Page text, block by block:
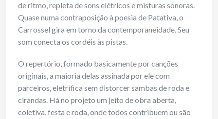
de ritmo, repleta de sons elétricos e misturas sonoras.
Quase numa contraposição à poesia de Patativa, o
Carrossel gira em torno da contemporaneidade. Seu
som conecta os cordéis às pistas.
O repertório, formado basicamente por canções
originais, a maioria delas assinada por ele com
parceiros, eletrifica sem distorcer sambas de roda e
cirandas. Há no projeto um jeito de obra aberta,
coletiva, festa e roda, onde todos contribuem ou são